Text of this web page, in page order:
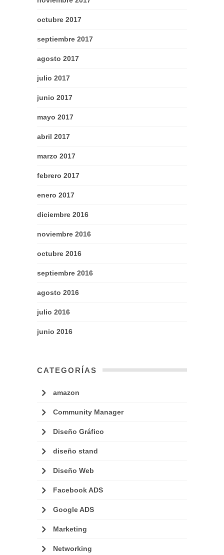
octubre 2017
septiembre 2017
agosto 2017
julio 2017
junio 2017
mayo 2017
abril 2017
marzo 2017
febrero 2017
enero 2017
diciembre 2016
noviembre 2016
octubre 2016
septiembre 2016
agosto 2016
julio 2016
junio 2016
CATEGORÍAS
amazon
Community Manager
Diseño Gráfico
diseño stand
Diseño Web
Facebook ADS
Google ADS
Marketing
Networking